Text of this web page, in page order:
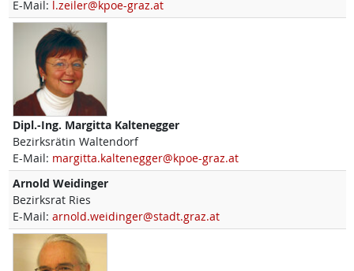
E-Mail: l.zeiler@kpoe-graz.at
Dipl.-Ing. Margitta Kaltenegger
Bezirksrätin Waltendorf
E-Mail: margitta.kaltenegger@kpoe-graz.at
Arnold Weidinger
Bezirksrat Ries
E-Mail: arnold.weidinger@stadt.graz.at